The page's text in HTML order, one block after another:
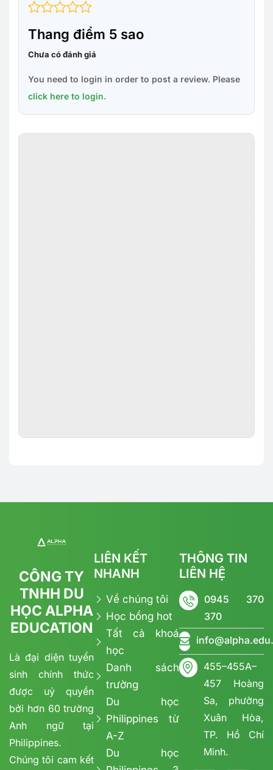
Thang điểm 5 sao
Chưa có đánh giá
You need to login in order to post a review. Please
click here to login.
CÔNG TY
TNHH DU
HỌC ALPHA
EDUCATION
Là đại diện tuyển
sinh chính thức
được uỷ quyền
bởi hơn 60 trường
Anh ngữ tại
Philippines.
Chúng tôi cam kết
LIÊN KẾT
NHANH
Về chúng tôi
Học bổng hot
Tất cả khoá
học
Danh sách
trường
Du học
Philippines từ
A-Z
Du học
THÔNG TIN
LIÊN HỆ
0945 370
370
455–455A–
457 Hoàng
Sa, phường
Xuân Hòa,
TP. Hồ Chí
Minh.